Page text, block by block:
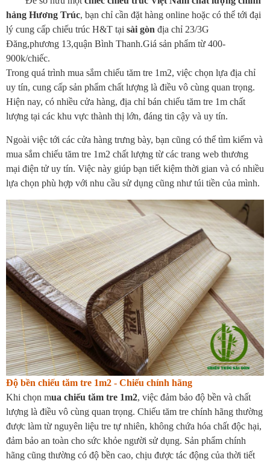
hảng Hương Trúc, bạn chỉ cần đặt hàng online hoặc có thể tới đại
lý cung cấp chiếu trúc H&T tại sài gòn địa chỉ 23/3G
Đăng,phương 13,quận Bình Thanh.Giá sản phẩm từ 400-
900k/chiếc.
Trong quá trình mua sắm chiếu tăm tre 1m2, việc chọn lựa địa chỉ
uy tín, cung cấp sản phẩm chất lượng là điều vô cùng quan trọng.
Hiện nay, có nhiều cửa hàng, địa chỉ bán chiếu tăm tre 1m chất
lượng tại các khu vực thành thị lớn, đáng tin cậy và uy tín.
Ngoài việc tới các cửa hàng trưng bày, bạn cũng có thể tìm kiếm và
mua sắm chiếu tăm tre 1m2 chất lượng từ các trang web thương
mại điện tử uy tín. Việc này giúp bạn tiết kiệm thời gian và có nhiều
lựa chọn phù hợp với nhu cầu sử dụng cũng như túi tiền của mình.
Độ bền chiếu tăm tre 1m2 - Chiếu chính hãng
Khi chọn mua chiếu tăm tre 1m2, việc đảm bảo độ bền và chất
lượng là điều vô cùng quan trọng. Chiếu tăm tre chính hãng thường
được làm từ nguyên liệu tre tự nhiên, không chứa hóa chất độc hại,
đảm bảo an toàn cho sức khỏe người sử dụng. Sản phẩm chính
hãng cũng thường có độ bền cao, chịu được tác động của thời tiết